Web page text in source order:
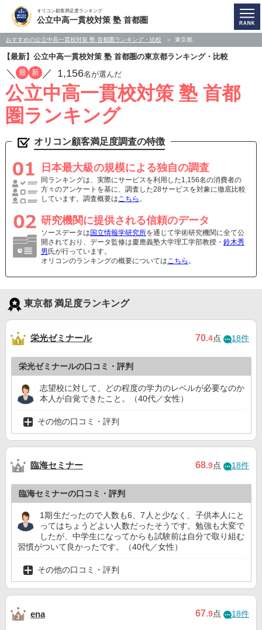
オリコン顧客満足度ランキング
公立中高一貫校対策 塾 首都圏
おすすめの公立中高一貫校対策 塾 首都圏ランキング・比較 東京都
【最新】公立中高一貫校対策 塾 首都圏の東京都ランキング・比較
／ 最 新 ／ 1,156名が選んだ
公立中高一貫校対策 塾 首都
圏ランキング
オリコン顧客満足度調査の特徴
日本最大級の規模による独自の調査
同ランキングは、実際にサービスを利用した1,156名の消費者の
方々のアンケートを基に、調査した28サービスを対象に徹底比較
しています。調査概要はこちら 。
研究機関に提供される信頼のデータ
ソースデータは 国立情報学研究所を通じて学術研究機関に全て公
開されており、データ監修は慶應義塾大学理工学部教授・ 鈴木秀
男 氏が行っています。
オリコンのランキングの概要についてはこちら 。
東京都 満足度ランキング
栄光ゼミナール 70.4点 18件
栄光ゼミナールの口コミ・評判
志望校に対して、どの程度の学力のレベルが必要なのか
本人が自覚できたこと。（40代／女性）
その他の口コミ・評判
臨海セミナー 68.9点 18件
臨海セミナーの口コミ・評判
1期生だったので人数も6、7人と少なく、子供本人にと
ってはちょうどよい人数だったそうです。勉強も大変で
したが、中学生になってからも試験前は自分で取り組む
習慣がついて良かったです。（40代／女性）
その他の口コミ・評判
ena 67.9点 18件